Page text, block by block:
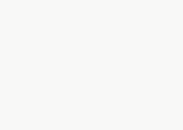
"Евровидение 2026" меняет